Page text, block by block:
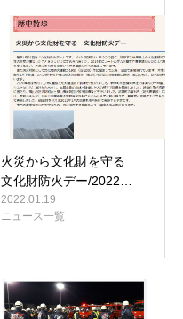
火災から文化財を守る
文化財防火デー/2022…
2022.01.19
ニュース一覧